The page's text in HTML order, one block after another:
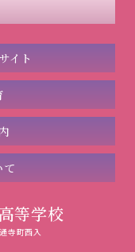
イト
て
等学校
寺町西入